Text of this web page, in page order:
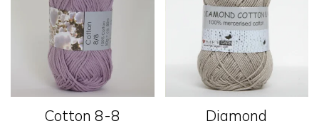
Cotton 8-8 Diamond